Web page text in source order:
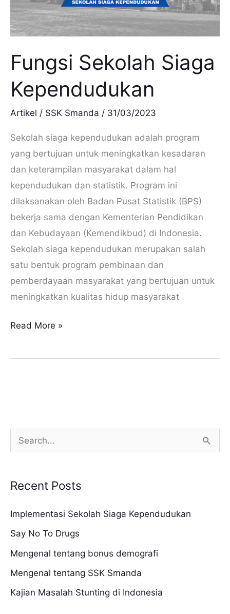
Fungsi Sekolah Siaga
Kependudukan
Artikel / SSK Smanda / 31/03/2023
Sekolah siaga kependudukan adalah program
yang bertujuan untuk meningkatkan kesadaran
dan keterampilan masyarakat dalam hal
kependudukan dan statistik. Program ini
dilaksanakan oleh Badan Pusat Statistik (BPS)
bekerja sama dengan Kementerian Pendidikan
dan Kebudayaan (Kemendikbud) di Indonesia.
Sekolah siaga kependudukan merupakan salah
satu bentuk program pembinaan dan
pemberdayaan masyarakat yang bertujuan untuk
meningkatkan kualitas hidup masyarakat
Read More »
c
h
f
Recent Posts
Implementasi Sekolah Siaga Kependudukan
Say No To Drugs
Mengenal tentang bonus demografi
Mengenal tentang SSK Smanda
Kajian Masalah Stunting di Indonesia